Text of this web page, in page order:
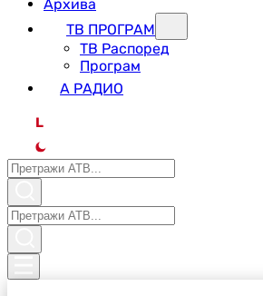
Архива
ТВ ПРОГРАМ
ТВ Распоред
Програм
А РАДИО
L